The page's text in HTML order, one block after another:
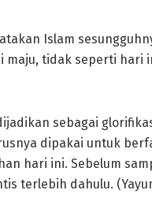
Islam
maju, tidak seperti hari
sebagai
dipakai untuk
hari ini. Sebelum
terlebih dahulu.